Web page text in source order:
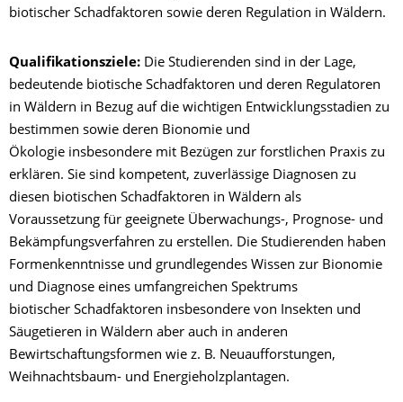
biotischer Schadfaktoren sowie deren Regulation in Wäldern.
Qualifikationsziele: Die Studierenden sind in der Lage,
bedeutende biotische Schadfaktoren und deren Regulatoren
in Wäldern in Bezug auf die wichtigen Entwicklungsstadien zu
bestimmen sowie deren Bionomie und
Ökologie insbesondere mit Bezügen zur forstlichen Praxis zu
erklären. Sie sind kompetent, zuverlässige Diagnosen zu
diesen biotischen Schadfaktoren in Wäldern als
Voraussetzung für geeignete Überwachungs-, Prognose- und
Bekämpfungsverfahren zu erstellen. Die Studierenden haben
Formenkenntnisse und grundlegendes Wissen zur Bionomie
und Diagnose eines umfangreichen Spektrums
biotischer Schadfaktoren insbesondere von Insekten und
Säugetieren in Wäldern aber auch in anderen
Bewirtschaftungsformen wie z. B. Neuaufforstungen,
Weihnachtsbaum- und Energieholzplantagen.